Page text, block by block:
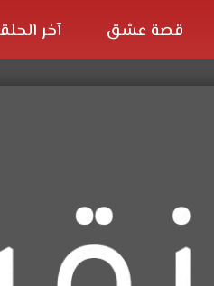
قصة عشق آخر